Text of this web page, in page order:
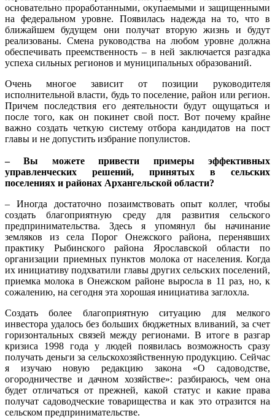
основательно проработанными, окупаемыми и защищенными
на федеральном уровне. Появилась надежда на то, что в
ближайшем будущем они получат вторую жизнь и будут
реализованы. Смена руководства на любом уровне должна
обеспечивать преемственность – в ней заключается разгадка
успеха сильных регионов и муниципальных образований.
Очень многое зависит от позиции руководителя
исполнительной власти, будь то поселение, район или регион.
Причем последствия его деятельности будут ощущаться и
после того, как он покинет свой пост. Вот почему крайне
важно создать четкую систему отбора кандидатов на пост
главы и не допустить избрание популистов.
– Вы можете привести примеры эффективных
управленческих решений, принятых в сельских
поселениях и районах Архангельской области?
– Иногда достаточно позаимствовать опыт коллег, чтобы
создать благоприятную среду для развития сельского
предпринимательства. Здесь я упомянул бы начинание
земляков из села Порог Онежского района, перенявших
практику Рыбинского района Ярославской области по
организации приемных пунктов молока от населения. Когда
их инициативу подхватили главы других сельских поселений,
приемка молока в Онежском районе выросла в 11 раз, но, к
сожалению, на сегодня эта хорошая инициатива заглохла.
Создать более благоприятную ситуацию для мелкого
инвестора удалось без больших бюджетных вливаний, за счет
горизонтальных связей между регионами. В итоге в разгар
кризиса 1998 года у людей появилась возможность сразу
получать деньги за сельскохозяйственную продукцию. Сейчас
я изучаю новую редакцию закона «О садоводстве,
огородничестве и дачном хозяйстве»: разбираюсь, чем она
будет отличаться от прежней, какой статус и какие права
получат садоводческие товарищества и как это отразится на
сельском предпринимательстве.